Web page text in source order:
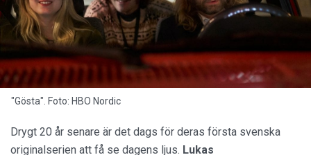
"Gösta". Foto: HBO Nordic
Drygt 20 år senare är det dags för deras första svenska
originalserien att få se dagens ljus. Lukas